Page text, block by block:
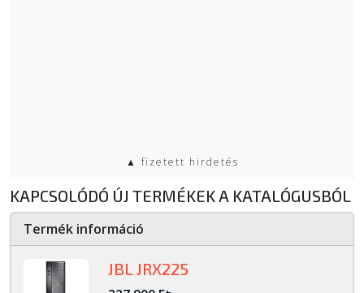
▲ fizetett hirdetés
KAPCSOLÓDÓ ÚJ TERMÉKEK A KATALÓGUSBÓL
Termék információ
JBL JRX225